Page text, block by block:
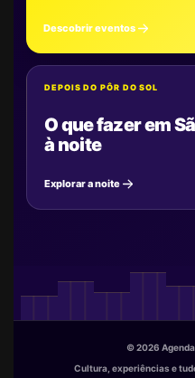
Descobrir eventos
DEPOIS DO PÔR DO SOL
O que fazer em
à noite
Explorar a noite
© 2026
Cultura, experiências e